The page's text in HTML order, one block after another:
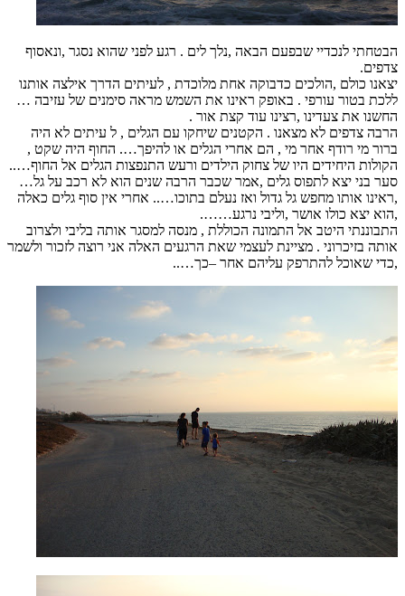
הבטחתי לנכדיי שבפעם הבאה ,נלך לים . רגע לפני שהוא נסגר ,ונאסוף
צדפים.
יצאנו כולם ,הולכים כדבוקה אחת מלוכדת , לעיתים הדרך אילצה אותנו
ללכת בטור עורפי . באופק ראינו את השמש מראה סימנים של עזיבה …
החשנו את צעדינו ,רצינו עוד קצת אור .
הרבה צדפים לא מצאנו . הקטנים שיחקו עם הגלים , ל עיתים לא היה
ברור מי רודף אחר מי , הם אחרי הגלים או להיפך…. החוף היה שקט ,
הקולות היחידים היו של צחוק הילדים ורעש התנפצות הגלים אל החוף…..
סער בני יצא לתפוס גלים ,אמר שכבר הרבה שנים הוא לא רכב על גל…
,ראינו אותו מחפש גל גדול ואז נעלם בתוכו….. אחרי אין סוף גלים כאלה
,הוא יצא כולו אושר ,וליבי נרגע…….
התבוננתי היטב אל התמונה הכוללת , מנסה למסגר אותה בליבי ולצרוב
אותה בזיכרוני . מציינת לעצמי שאת הרגעים האלה אני רוצה לזכור ולשמר
,כדי שאוכל להתרפק עליהם אחר –כך…..